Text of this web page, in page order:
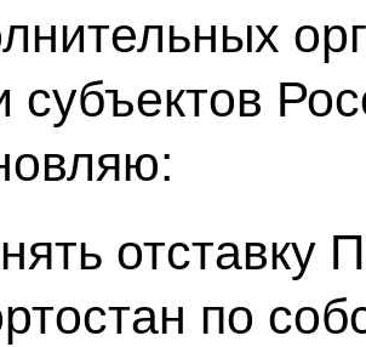
субъектов
отставку
по